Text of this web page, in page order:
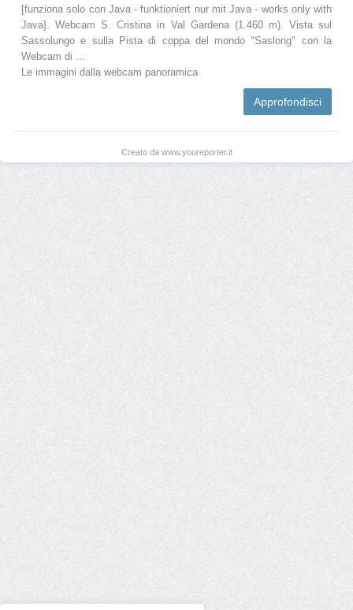
[funziona solo con Java - funktioniert nur mit Java - works only with
Java]. Webcam S. Cristina in Val Gardena (1.460 m). Vista sul
Sassolungo e sulla Pista di coppa del mondo "Saslong" con la
Webcam di ...
Le immagini dalla webcam panoramica
Approfondisci
Creato da www.youreporter.it